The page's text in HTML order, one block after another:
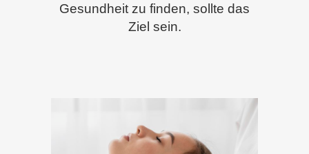
Gesundheit zu finden, sollte das
Ziel sein.